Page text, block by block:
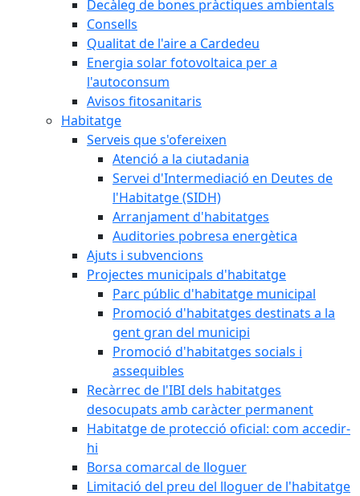
Decàleg de bones pràctiques ambientals
Consells
Qualitat de l'aire a Cardedeu
Energia solar fotovoltaica per a
l'autoconsum
Avisos fitosanitaris
Habitatge
Serveis que s'ofereixen
Atenció a la ciutadania
Servei d'Intermediació en Deutes de
l'Habitatge (SIDH)
Arranjament d'habitatges
Auditories pobresa energètica
Ajuts i subvencions
Projectes municipals d'habitatge
Parc públic d'habitatge municipal
Promoció d'habitatges destinats a la
gent gran del municipi
Promoció d'habitatges socials i
assequibles
Recàrrec de l'IBI dels habitatges
desocupats amb caràcter permanent
Habitatge de protecció oficial: com accedir-
hi
Borsa comarcal de lloguer
Limitació del preu del lloguer de l'habitatge